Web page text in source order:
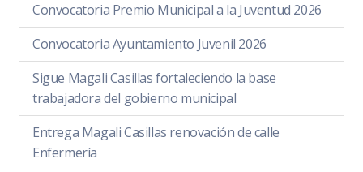
Convocatoria Premio Municipal a la Juventud 2026
Convocatoria Ayuntamiento Juvenil 2026
Sigue Magali Casillas fortaleciendo la base
trabajadora del gobierno municipal
Entrega Magali Casillas renovación de calle
Enfermería